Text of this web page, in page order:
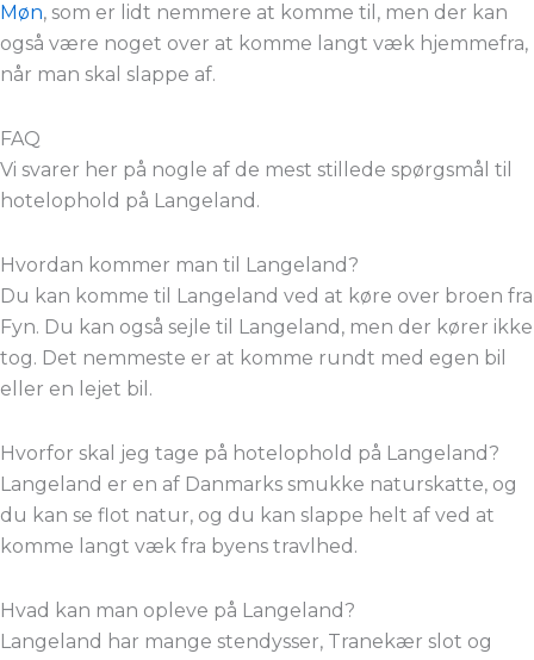
Møn, som er lidt nemmere at komme til, men der kan
også være noget over at komme langt væk hjemmefra,
når man skal slappe af.
FAQ
Vi svarer her på nogle af de mest stillede spørgsmål til
hotelophold på Langeland.
Hvordan kommer man til Langeland?
Du kan komme til Langeland ved at køre over broen fra
Fyn. Du kan også sejle til Langeland, men der kører ikke
tog. Det nemmeste er at komme rundt med egen bil
eller en lejet bil.
Hvorfor skal jeg tage på hotelophold på Langeland?
Langeland er en af Danmarks smukke naturskatte, og
du kan se flot natur, og du kan slappe helt af ved at
komme langt væk fra byens travlhed.
Hvad kan man opleve på Langeland?
Langeland har mange stendysser, Tranekær slot og